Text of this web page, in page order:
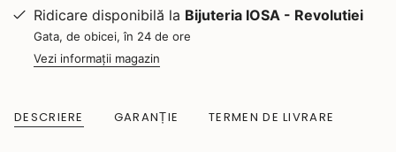
Ridicare disponibilă la Bijuteria IOSA - Revolutiei
Gata, de obicei, în 24 de ore
Vezi informații magazin
DESCRIERE GARANȚIE TERMEN DE LIVRARE